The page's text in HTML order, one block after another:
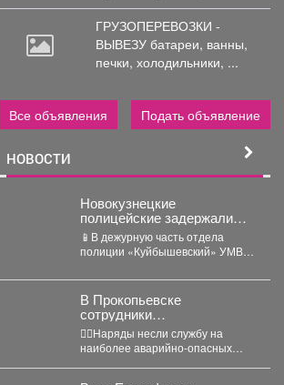
ГРУЗОПЕРЕВОЗКИ -
ВЫВЕЗУ батареи, ванны,
печки, холодильники, ...
Все объявления Подать объявление
НОВОСТИ
Новокузнецкие
полицейские задержали
проститутку, которая
похитила деньги у клиента
📱В дежурную часть отдела
полиции «Куйбышевский» УМВД
обратился 34-летний местный
житель....
В Прокопьевске
сотрудники
Госавтоинспекции провели
массовую проверку
водителей
👮‍♂Наряды несли службу на
наиболее аварийно-опасных